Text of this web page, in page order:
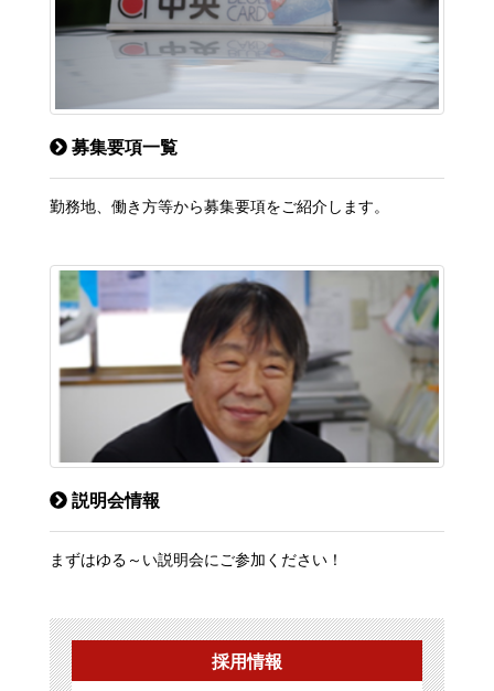
募集要項一覧
勤務地、働き方等から募集要項をご紹介します。
説明会情報
まずはゆる～い説明会にご参加ください！
採用情報